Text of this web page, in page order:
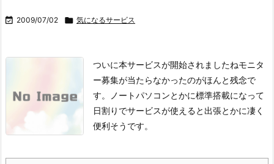
 2009/07/02  気になるサービス
ついに本サービスが開始されましたねモニタ
ー募集が当たらなかったのがほんと残念で
す。
ノートパソコンとかに標準搭載になって
日割りでサービスが使えると出張とかに凄く
便利そうです。